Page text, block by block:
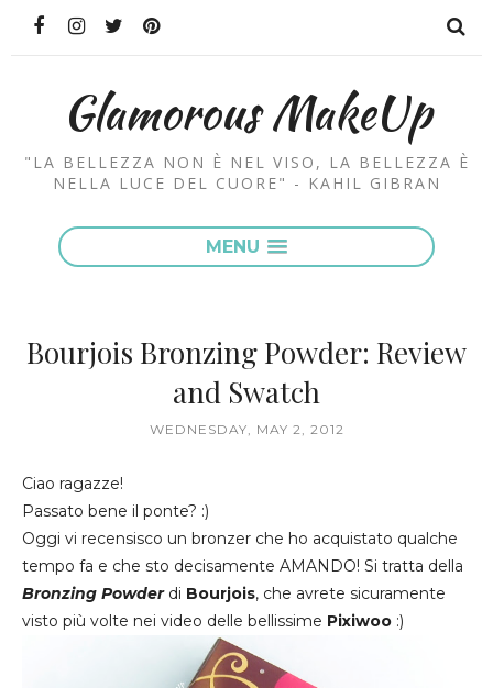
Glamorous MakeUp
"LA BELLEZZA NON È NEL VISO, LA BELLEZZA È
NELLA LUCE DEL CUORE" - KAHIL GIBRAN
MENU
Bourjois Bronzing Powder: Review
and Swatch
WEDNESDAY, MAY 2, 2012
Ciao ragazze!
Passato bene il ponte? :)
Oggi vi recensisco un bronzer che ho acquistato qualche
tempo fa e che sto decisamente AMANDO! Si tratta della
Bronzing Powderdi Bourjois, che avrete sicuramente
visto più volte nei video delle bellissime Pixiwoo :)